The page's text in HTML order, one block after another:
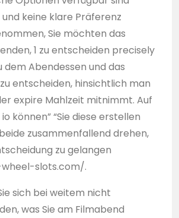
keine klare Präferenz
Sie möchten das
1 zu entscheiden precisely
Abendessen und das
zu entscheiden, hinsichtlich man
expire Mahlzeit mitnimmt. Auf
können” “Sie diese erstellen
zusammenfallend drehen,
zu gelangen
slots.com/.
sich bei weitem nicht
was Sie am Filmabend